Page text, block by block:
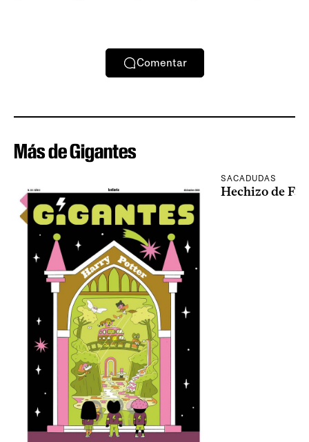
Comentar
Más de Gigantes
SACADUDAS
Hechizo de